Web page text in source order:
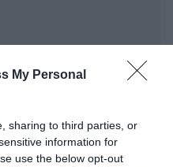
My Personal
sharing to third parties, or
information for
use the below opt-out
το αεροσκάφος
από τα ραντάρ.